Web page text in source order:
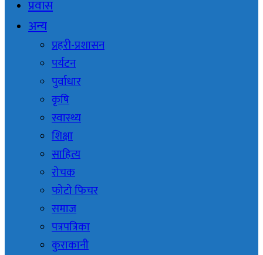
प्रवास
अन्य
प्रहरी-प्रशासन
पर्यटन
पुर्वाधार
कृषि
स्वास्थ्य
शिक्षा
साहित्य
रोचक
फोटो फिचर
समाज
पत्रपत्रिका
कुराकानी